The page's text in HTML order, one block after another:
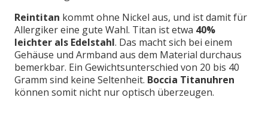
Reintitan kommt ohne Nickel aus, und ist damit für
Allergiker eine gute Wahl. Titan ist etwa 40%
leichter als Edelstahl. Das macht sich bei einem
Gehäuse und Armband aus dem Material durchaus
bemerkbar. Ein Gewichtsunterschied von 20 bis 40
Gramm sind keine Seltenheit. Boccia Titanuhren
können somit nicht nur optisch überzeugen.